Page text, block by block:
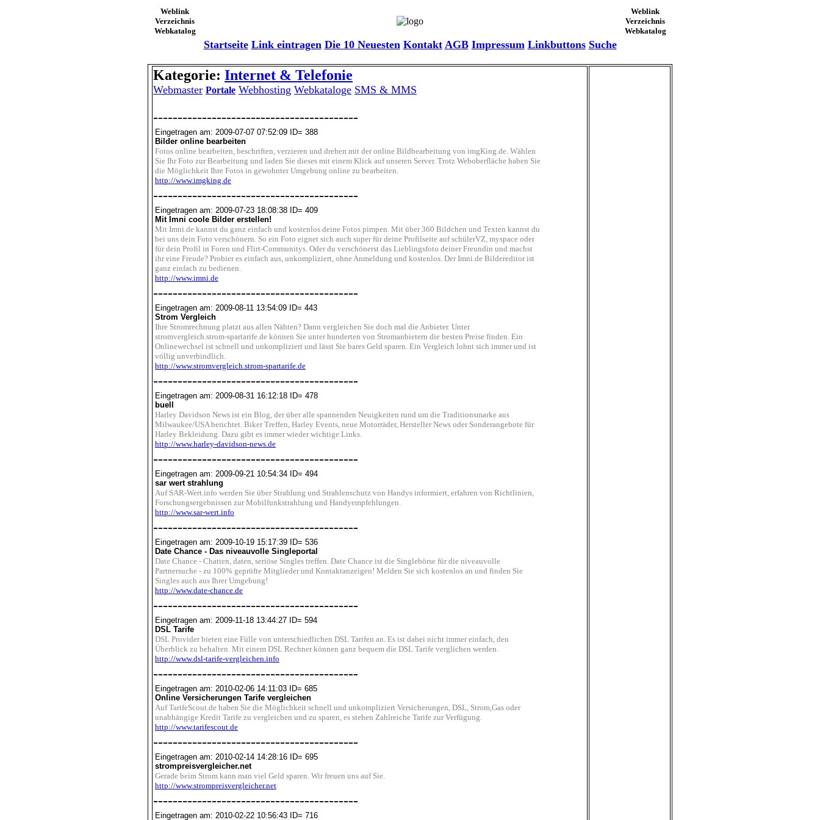
Weblink
Verzeichnis
Webkatalog
Weblink
Verzeichnis
Webkatalog
Startseite Link eintragen Die 10 Neuesten Kontakt AGB Impressum Linkbuttons Suche
Kategorie: Internet & Telefonie
Webmaster Portale Webhosting Webkataloge SMS & MMS
------------------------------------------
Eingetragen am: 2009-07-07 07:52:09 ID= 388
Bilder online bearbeiten
Fotos online bearbeiten, beschriften, verzieren und drehen mit der online Bildbearbeitung von imgKing.de. Wählen
Sie Ihr Foto zur Bearbeitung und laden Sie dieses mit einem Klick auf unseren Server. Trotz Weboberfläche haben Sie
die Möglichkeit Ihre Fotos in gewohnter Umgebung online zu bearbeiten.
http://www.imgking.de
------------------------------------------
Eingetragen am: 2009-07-23 18:08:38 ID= 409
Mit Imni coole Bilder erstellen!
Mit Imni.de kannst du ganz einfach und kostenlos deine Fotos pimpen. Mit über 360 Bildchen und Texten kannst du
bei uns dein Foto verschönern. So ein Foto eignet sich auch super für deine Profilseite auf schülerVZ, myspace oder
für dein Profil in Foren und Flirt-Communitys. Oder du verschönerst das Lieblingsfoto deiner Freundin und machst
ihr eine Freude? Probier es einfach aus, unkompliziert, ohne Anmeldung und kostenlos. Der Imni.de Bildereditor ist
ganz einfach zu bedienen.
http://www.imni.de
------------------------------------------
Eingetragen am: 2009-08-11 13:54:09 ID= 443
Strom Vergleich
Ihre Stromrechnung platzt aus allen Nähten? Dann vergleichen Sie doch mal die Anbieter. Unter
stromvergleich.strom-spartarife.de können Sie unter hunderten von Stromanbietern die besten Preise finden. Ein
Onlinewechsel ist schnell und unkompliziert und lässt Sie bares Geld sparen. Ein Vergleich lohnt sich immer und ist
völlig unverbindlich.
http://www.stromvergleich.strom-spartarife.de
------------------------------------------
Eingetragen am: 2009-08-31 16:12:18 ID= 478
buell
Harley Davidson News ist ein Blog, der über alle spannenden Neuigkeiten rund um die Traditionsmarke aus
Milwaukee/USA berichtet. Biker Treffen, Harley Events, neue Motorräder, Hersteller News oder Sonderangebote für
Harley Bekleidung. Dazu gibt es immer wieder wichtige Links.
http://www.harley-davidson-news.de
------------------------------------------
Eingetragen am: 2009-09-21 10:54:34 ID= 494
sar wert strahlung
Auf SAR-Wert.info werden Sie über Strahlung und Strahlenschutz von Handys informiert, erfahren von Richtlinien,
Forschungsergebnissen zur Mobilfunkstrahlung und Handyempfehlungen.
http://www.sar-wert.info
------------------------------------------
Eingetragen am: 2009-10-19 15:17:39 ID= 536
Date Chance - Das niveauvolle Singleportal
Date Chance - Chatten, daten, seriöse Singles treffen. Date Chance ist die Singlebörse für die niveauvolle
Partnersuche - zu 100% geprüfte Mitglieder und Kontaktanzeigen! Melden Sie sich kostenlos an und finden Sie
Singles auch aus Ihrer Umgebung!
http://www.date-chance.de
------------------------------------------
Eingetragen am: 2009-11-18 13:44:27 ID= 594
DSL Tarife
DSL Provider bieten eine Fülle von unterschiedlichen DSL Tarifen an. Es ist dabei nicht immer einfach, den
Überblick zu behalten. Mit einem DSL Rechner können ganz bequem die DSL Tarife verglichen werden.
http://www.dsl-tarife-vergleichen.info
------------------------------------------
Eingetragen am: 2010-02-06 14:11:03 ID= 685
Online Versicherungen Tarife vergleichen
Auf TarifeScout.de haben Sie die Möglichkeit schnell und unkompliziert Versicherungen, DSL, Strom,Gas oder
unabhängige Kredit Tarife zu vergleichen und zu sparen, es stehen Zahlreiche Tarife zur Verfügung.
http://www.tarifescout.de
------------------------------------------
Eingetragen am: 2010-02-14 14:28:16 ID= 695
strompreisvergleicher.net
Gerade beim Strom kann man viel Geld sparen. Wir freuen uns auf Sie.
http://www.strompreisvergleicher.net
------------------------------------------
Eingetragen am: 2010-02-22 10:56:43 ID= 716